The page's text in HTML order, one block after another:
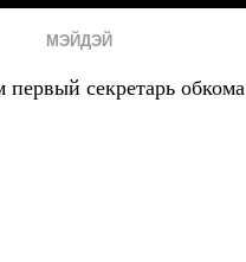
МЭЙДЭЙ
секретарь обкома